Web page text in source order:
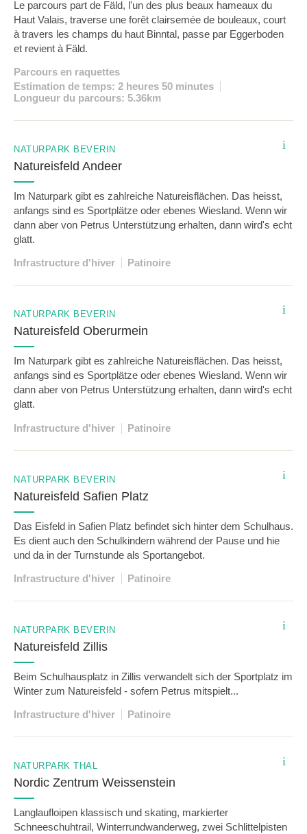
Le parcours part de Fäld, l'un des plus beaux hameaux du
Haut Valais, traverse une forêt clairsemée de bouleaux, court
à travers les champs du haut Binntal, passe par Eggerboden
et revient à Fäld.
Parcours en raquettes
Estimation de temps: 2 heures 50 minutes
Longueur du parcours: 5.36km
i
NATURPARK BEVERIN
Natureisfeld Andeer
Im Naturpark gibt es zahlreiche Natureisflächen. Das heisst,
anfangs sind es Sportplätze oder ebenes Wiesland. Wenn wir
dann aber von Petrus Unterstützung erhalten, dann wird's echt
glatt.
Infrastructure d'hiver Patinoire
i
NATURPARK BEVERIN
Natureisfeld Oberurmein
Im Naturpark gibt es zahlreiche Natureisflächen. Das heisst,
anfangs sind es Sportplätze oder ebenes Wiesland. Wenn wir
dann aber von Petrus Unterstützung erhalten, dann wird's echt
glatt.
Infrastructure d'hiver Patinoire
i
NATURPARK BEVERIN
Natureisfeld Safien Platz
Das Eisfeld in Safien Platz befindet sich hinter dem Schulhaus.
Es dient auch den Schulkindern während der Pause und hie
und da in der Turnstunde als Sportangebot.
Infrastructure d'hiver Patinoire
i
NATURPARK BEVERIN
Natureisfeld Zillis
Beim Schulhausplatz in Zillis verwandelt sich der Sportplatz im
Winter zum Natureisfeld - sofern Petrus mitspielt...
Infrastructure d'hiver Patinoire
i
NATURPARK THAL
Nordic Zentrum Weissenstein
Langlaufloipen klassisch und skating, markierter
Schneeschuhtrail, Winterrundwanderweg, zwei Schlittelpisten